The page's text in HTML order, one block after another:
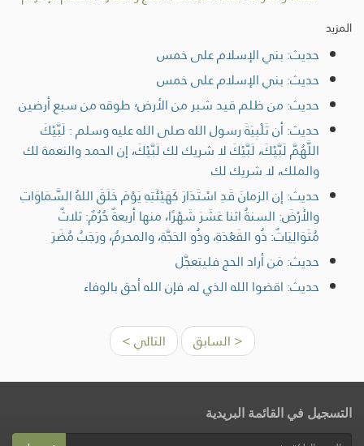
المزيد
حديث: بني الإسلام على خمس
حديث: بني الإسلام على خمس
حديث: من ظلم قيد شبر من الأرض؛ طوقه من سبع أرضين
حديث: أن تَلْبِيَةَ رسول الله صلى الله عليه وسلم : لَبَّيْكَ
اللَّهُمَّ لَبَّيْكَ، لَبَّيْكَ لا شريك لك لَبَّيْكَ، إن الحمد والنعمة لك
والملك، لا شريك لك
حديث: إن الزمانَ قَدِ اسْتَدَارَ كَهَيْئَتِهِ يَوْمَ خَلَقَ اللهُ السَّمَاوَاتِ
والأَرْضَ: السنةُ اثنا عَشَرَ شَهْرًا، منها أربعةٌ حُرُمٌ: ثلاثٌ
مُتَوَالِيَاتٌ: ذُو القَعْدَةِ، وذُو الحَجَّةِ، والمحرمُ، ورَجَبُ مُضَرَ
حديث: مَن أراد الحج فليتعجَّل
حديث: اقضوا الله الذي له، فإن الله أحق بالوفاء
< السابق التالي >
التسجيل في القائمة البريدية